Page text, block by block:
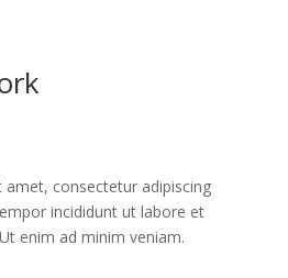
consectetur adipiscing
incididunt ut labore et
enim ad minim veniam.